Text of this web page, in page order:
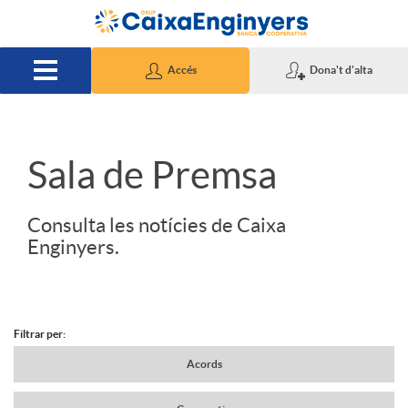
Salta al contingut principal
Accés Dona't d'alta
S
d
Sala de Premsa
Consulta les notícies de Caixa
Enginyers.
N
Filtrar per:
Acords